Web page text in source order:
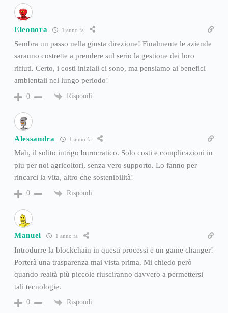
Eleonora 1 anno fa
Sembra un passo nella giusta direzione! Finalmente le aziende
saranno costrette a prendere sul serio la gestione dei loro
rifiuti. Certo, i costi iniziali ci sono, ma pensiamo ai benefici
ambientali nel lungo periodo!
0 Rispondi
Alessandra 1 anno fa
Mah, il solito intrigo burocratico. Solo costi e complicazioni in
piu per noi agricoltori, senza vero supporto. Lo fanno per
rincarci la vita, altro che sostenibilità!
0 Rispondi
Manuel 1 anno fa
Introdurre la blockchain in questi processi è un game changer!
Porterà una trasparenza mai vista prima. Mi chiedo però
quando realtà più piccole riusciranno davvero a permettersi
tali tecnologie.
0 Rispondi